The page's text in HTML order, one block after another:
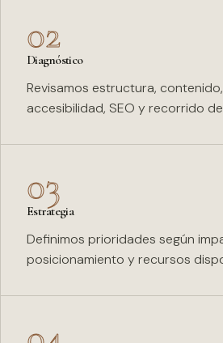
02
Diagnóstico
Revisamos estructura,
accesibilidad, SEO y recorrido
03
Estrategia
Definimos prioridades según
posicionamiento y recursos